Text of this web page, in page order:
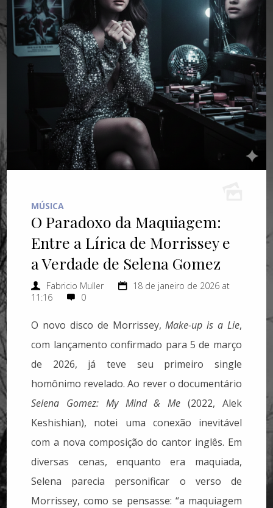
MÚSICA
O Paradoxo da Maquiagem:
Entre a Lírica de Morrissey e
a Verdade de Selena Gomez
Fabricio Muller
18 de janeiro de 2026 at
11:16
0
O novo disco de Morrissey,Make-up is a Lie,
com lançamento confirmado para 5 de março
de 2026, já teve seu primeiro single
homônimo revelado. Ao rever o documentário
Selena Gomez: My Mind & Me (2022, Alek
Keshishian), notei uma conexão inevitável
com a nova composição do cantor inglês. Em
diversas cenas, enquanto era maquiada,
Selena parecia personificar o verso de
Morrissey, como se pensasse: “a maquiagem